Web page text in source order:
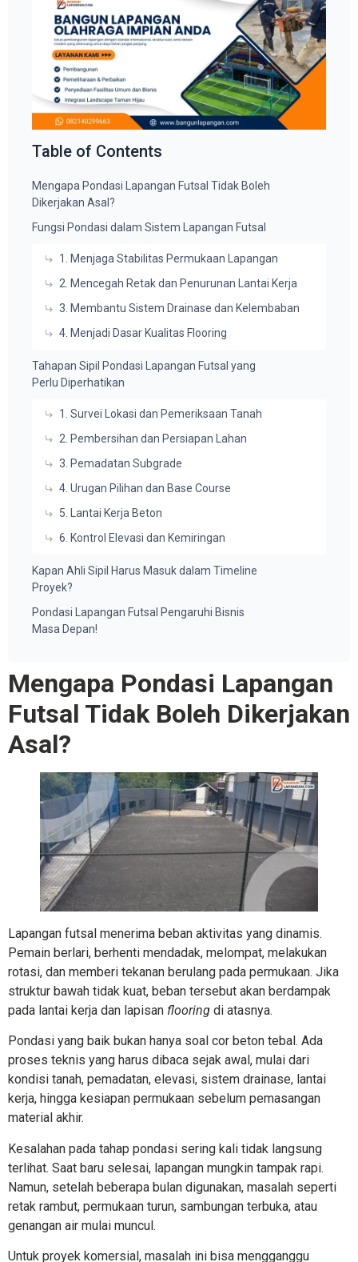
Table of Contents
Mengapa Pondasi Lapangan Futsal Tidak Boleh
Dikerjakan Asal?
Fungsi Pondasi dalam Sistem Lapangan Futsal
1. Menjaga Stabilitas Permukaan Lapangan
2. Mencegah Retak dan Penurunan Lantai Kerja
3. Membantu Sistem Drainase dan Kelembaban
4. Menjadi Dasar Kualitas Flooring
Tahapan Sipil Pondasi Lapangan Futsal yang
Perlu Diperhatikan
1. Survei Lokasi dan Pemeriksaan Tanah
2. Pembersihan dan Persiapan Lahan
3. Pemadatan Subgrade
4. Urugan Pilihan dan Base Course
5. Lantai Kerja Beton
6. Kontrol Elevasi dan Kemiringan
Kapan Ahli Sipil Harus Masuk dalam Timeline
Proyek?
Pondasi Lapangan Futsal Pengaruhi Bisnis
Masa Depan!
Mengapa Pondasi Lapangan
Futsal Tidak Boleh Dikerjakan
Asal?
Lapangan futsal menerima beban aktivitas yang dinamis.
Pemain berlari, berhenti mendadak, melompat, melakukan
rotasi, dan memberi tekanan berulang pada permukaan. Jika
struktur bawah tidak kuat, beban tersebut akan berdampak
pada lantai kerja dan lapisan flooring di atasnya.
Pondasi yang baik bukan hanya soal cor beton tebal. Ada
proses teknis yang harus dibaca sejak awal, mulai dari
kondisi tanah, pemadatan, elevasi, sistem drainase, lantai
kerja, hingga kesiapan permukaan sebelum pemasangan
material akhir.
Kesalahan pada tahap pondasi sering kali tidak langsung
terlihat. Saat baru selesai, lapangan mungkin tampak rapi.
Namun, setelah beberapa bulan digunakan, masalah seperti
retak rambut, permukaan turun, sambungan terbuka, atau
genangan air mulai muncul.
Untuk proyek komersial, masalah ini bisa mengganggu